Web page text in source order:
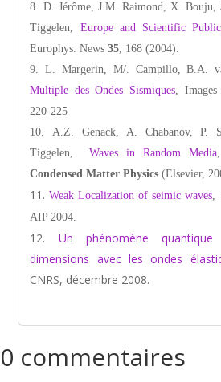
D. Jérôme, J.M. Raimond, X. Bouju,
Tiggelen, Europe and Scientific
Europhys. News35, 168 (2004).
L. Margerin, M/. Campillo, B.A.
Multiple des Ondes Sismiques, Images
220-225
A.Z. Genack, A. Chabanov, P.
Tiggelen,Waves in Random Media
Condensed Matter Physics (Elsevier,
Weak Localization of seimic waves,
AIP 2004.
Un phénomène
dimensions avec les ondes
CNRS, décembre 2008.
0 commentaires